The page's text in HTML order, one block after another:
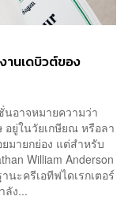
านเดบิวต์ของ
นอาจหมายความว่า
ยู่ในวัยเกษียณ หรือลา
มายกย่อง แต่สำหรับ
William Anderson
นะครีเอทีฟไดเรกเตอร์
ลัง...